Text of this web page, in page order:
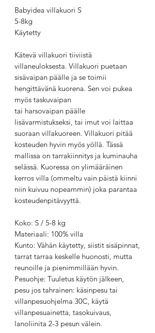
Babyidea villakuori S
5-8kg
Käytetty
Kätevä villakuori tiiviistä
villaneuloksesta. Villakuori puetaan
sisävaipan päälle ja se toimii
hengittävänä kuorena. Sen voi pukea
myös taskuvaipan
tai harsovaipan päälle
lisävarmistukseksi, tai imut voi laittaa
suoraan villakuoreen. Villakuori pitää
kosteuden hyvin myös yöllä. Tässä
mallissa on tarrakiinnitys ja kuminauha
selässä. Kuoressa on ylimääräinen
kerros villa (ommeltu vain päistä kiinni
niin kuivuu nopeammin) joka parantaa
kosteudenpitävyyttä.
Koko: S / 5-8 kg
Materiaali: 100% villa
Kunto: Vähän käytetty, siistit sisäpinnat,
tarrat tarraa keskelle huonosti, mutta
reunoille ja pienimmillään hyvin.
Pesuohje: Tuuletus käytön jälkeen,
pesu jos tahrainen: käsinpesu tai
villanpesuohjelma 30C, käytä
villanpesuainetta, tasokuivaus,
lanoliinita 2-3 pesun välein.